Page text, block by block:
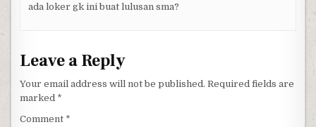
ada loker gk ini buat lulusan sma?
Leave a Reply
Your email address will not be published. Required fields are
marked *
Comment *